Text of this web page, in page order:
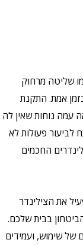
מרחוק
התקנת
שאין לה
פעולות לא
החכמים
הצילינדר
בבית שלכם.
ועמידים